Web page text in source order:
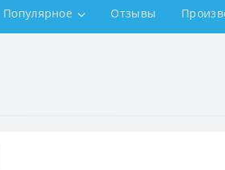
Популярное Отзывы